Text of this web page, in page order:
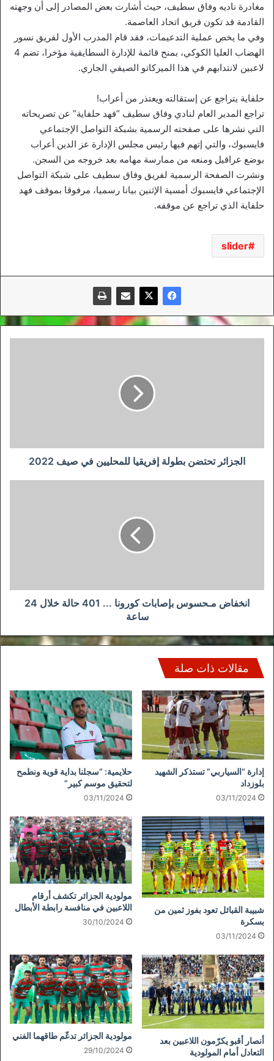
مغادرة ناديه وفاق سطيف، حيث أشارت بعض المصادر إلى أن وجهته
القادمة قد تكون فريق اتحاد العاصمة.
وفي ما يخص عملية التدعيمات، فقد قام المدرب الأول لفريق نسور
الهضاب العليا الكوكي، بمنح قائمة للإدارة السطايفية مؤخرا، تضم 4
لاعبين لانتدابهم في هذا الميركاتو الصيفي الجاري.
حلفاية يتراجع عن إستقالته ويعتذر من أعراب!
تراجع المدير العام لنادي وفاق سطيف “فهد حلفاية” عن تصريحاته
التي نشرها على صفحته الرسمية بشبكة التواصل الإجتماعي
فايسبوك، والتي إتهم فيها رئيس مجلس الإدارة عز الدين أعراب
بوضع عراقيل ومنعه من ممارسة مهامه بعد خروجه من السجن.
ونشرت الصفحة الرسمية لفريق وفاق سطيف على شبكة التواصل
الإجتماعي فايسبوك أمسية الإثنين بيانا رسميا، مرفوقا بموقف فهد
حلفاية الذي تراجع عن موقفه.
slider
الجزائر تحتضن بطولة إفريقيا للمحليين في صيف 2022
24
ساعة
انخفاض مـحسوس بإصابات كورونا ... 401 حالة خلال 24
ساعة
مقالات ذات صلة
إدارة “السياربي” تستذكر الشهيد
بلوزداد
03/11/2024
حلايمية: “سجلنا بداية قوية ونطمح
لتحقيق موسم كبير”
03/11/2024
شبيبة القبائل تعود بفوز ثمين من
بسكرة
03/11/2024
مولودية الجزائر تكشف أرقام
اللاعبين في منافسة رابطة الأبطال
30/10/2024
أنصار أقبو يكرّمون اللاعبين بعد
التعادل أمام المولودية
مولودية الجزائر تدعّم طاقهما الفني
29/10/2024